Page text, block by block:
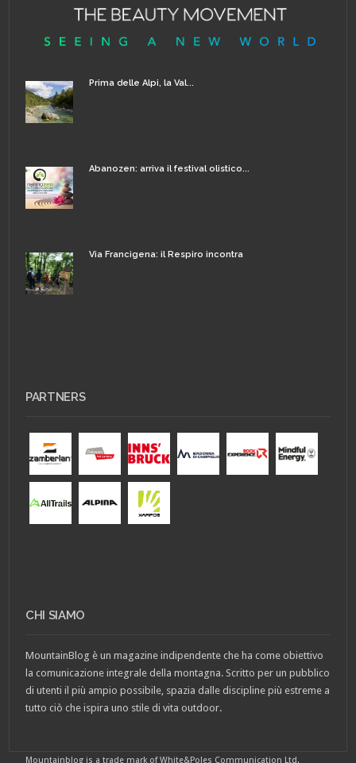
Prima delle Alpi, la Val...
Abanozen: arriva il festival olistico...
Via Francigena: il Respiro incontra
PARTNERS
CHI SIAMO
MountainBlog è un magazine indipendente che ha come obiettivo
la comunicazione integrale della montagna. Scritto per un pubblico
di utenti il più ampio possibile, spazia dalle discipline più estreme a
tutto ciò che ispira uno stile di vita outdoor.
Mountainblog is a trade mark of White&Poles Communication Ltd.